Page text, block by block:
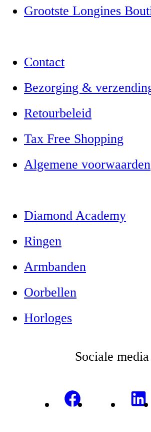
Grootste Longines
Contact
Bezorging &
Retourbeleid
Tax Free Shopping
Algemene voorwaarden
Diamond Academy
Ringen
Armbanden
Oorbellen
Horloges
Sociale media